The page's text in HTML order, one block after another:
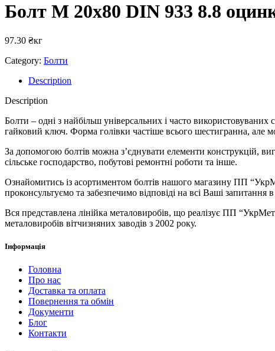
Болт М 20х80 DIN 933 8.8
97.30 ₴кг
Category: Болти
Description
Description
Болти – одні з найбільш універсальних і часто використовуваних
гайковий ключ. Форма голівки частіше всього шестигранна, але
За допомогою болтів можна з’єднувати елементи конструкцій,
сільське господарство, побутові ремонтні роботи та інше.
Ознайомитись із асортиментом болтів нашого магазину ПП
проконсультуємо та забезпечимо відповіді на всі Ваші
Вся представлена ​​лінійка металовиробів, що реалізує ПП
металовиробів вітчизняних заводів з 2002 року.
Інформація
Головна
Про нас
Доставка та оплата
Повернення та обмін
Документи
Блог
Контакти